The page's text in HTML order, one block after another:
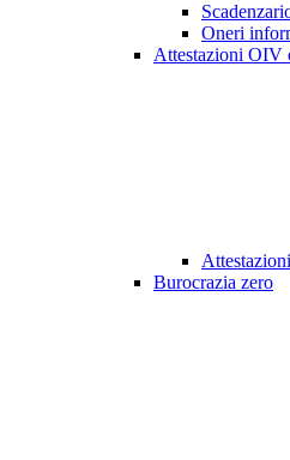
Oneri
Attestazioni OIV
Burocrazia zero